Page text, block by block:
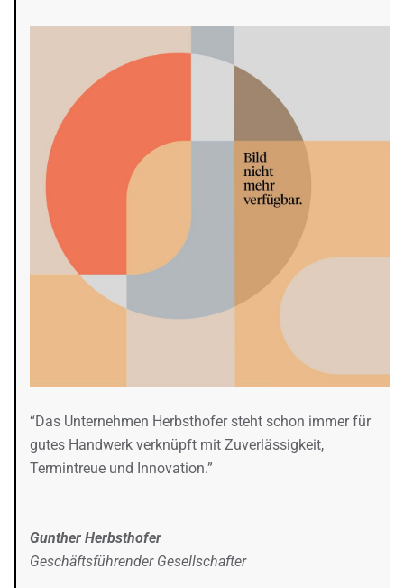
“Das Unternehmen Herbsthofer steht schon immer für
gutes Handwerk verknüpft mit Zuverlässigkeit,
Termintreue und Innovation.”
Gunther Herbsthofer
Geschäftsführender Gesellschafter